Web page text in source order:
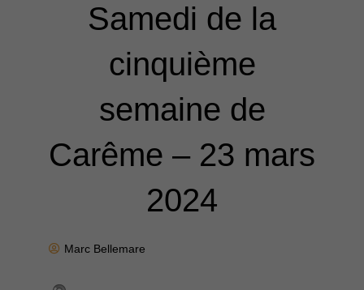
Samedi de la
cinquième
semaine de
Carême – 23 mars
2024
Marc Bellemare